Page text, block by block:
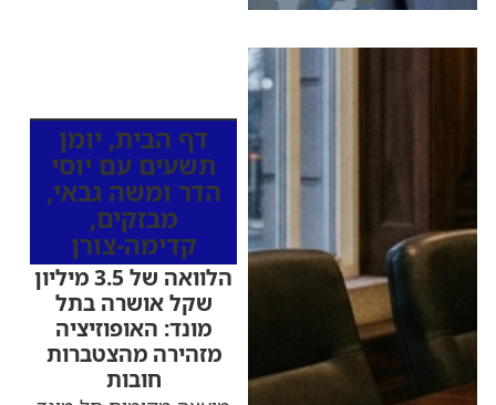
דף הבית, יומן
תשעים עם יוסי
הדר ומשה גבאי,
מבזקים,
קדימה-צורן
הלוואה של 3.5 מיליון
שקל אושרה בתל
מונד: האופוזיציה
מזהירה מהצטברות
חובות